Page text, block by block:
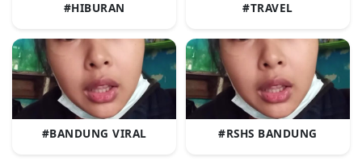
#HIBURAN #TRAVEL
#BANDUNG VIRAL #RSHS BANDUNG